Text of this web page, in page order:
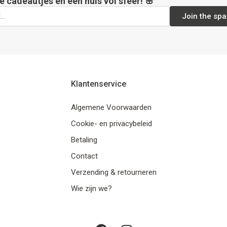
Join the
Klantenservice
Algemene Voorwaarden
Cookie- en privacybeleid
Betaling
Contact
Verzending & retourneren
Wie zijn we?